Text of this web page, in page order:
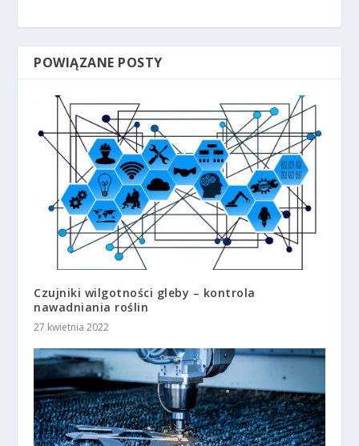
POWIĄZANE POSTY
Czujniki wilgotności gleby – kontrola
nawadniania roślin
27 kwietnia 2022